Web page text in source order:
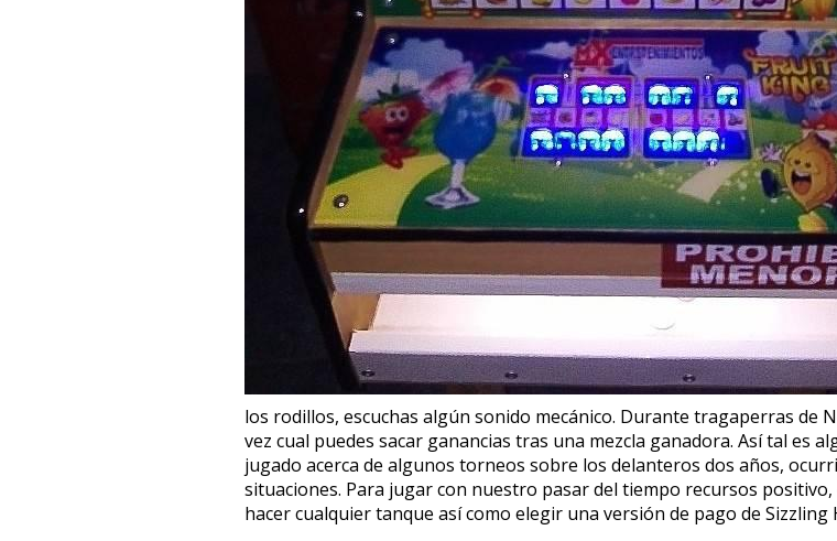
los rodillos, escuchas algún sonido mecánico. Durante tragaperras de
vez cual puedes sacar ganancias tras una mezcla ganadora. Así tal es
jugado acerca de algunos torneos sobre los delanteros dos años,
situaciones. Para jugar con nuestro pasar del tiempo recursos
hacer cualquier tanque así­ como elegir una versión de pago de Sizzling